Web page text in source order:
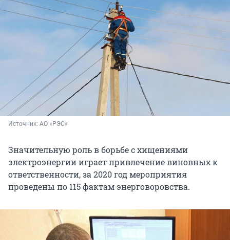
Источник: АО «РЭС»
Значительную роль в борьбе с хищениями
электроэнергии играет привлечение виновных к
ответственности, за 2020 год мероприятия
проведены по 115 фактам энерговоровства.